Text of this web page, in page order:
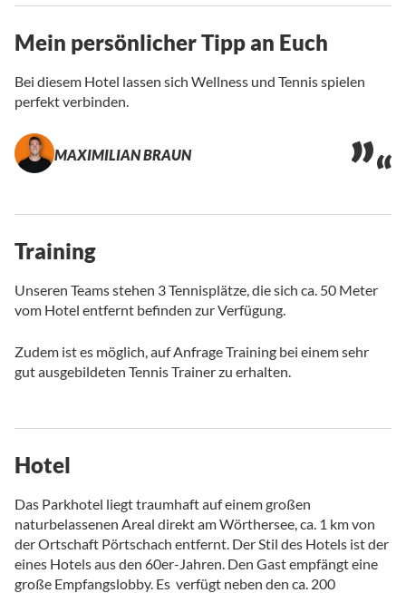
Mein persönlicher Tipp an Euch
Bei diesem Hotel lassen sich Wellness und Tennis spielen
perfekt verbinden.
MAXIMILIAN BRAUN
Training
Unseren Teams stehen 3 Tennisplätze, die sich ca. 50 Meter
vom Hotel entfernt befinden zur Verfügung.
Zudem ist es möglich, auf Anfrage Training bei einem sehr
gut ausgebildeten Tennis Trainer zu erhalten.
Hotel
Das Parkhotel liegt traumhaft auf einem großen
naturbelassenen Areal direkt am Wörthersee, ca. 1 km von
der Ortschaft Pörtschach entfernt. Der Stil des Hotels ist der
eines Hotels aus den 60er-Jahren. Den Gast empfängt eine
große Empfangslobby. Es verfügt neben den ca. 200